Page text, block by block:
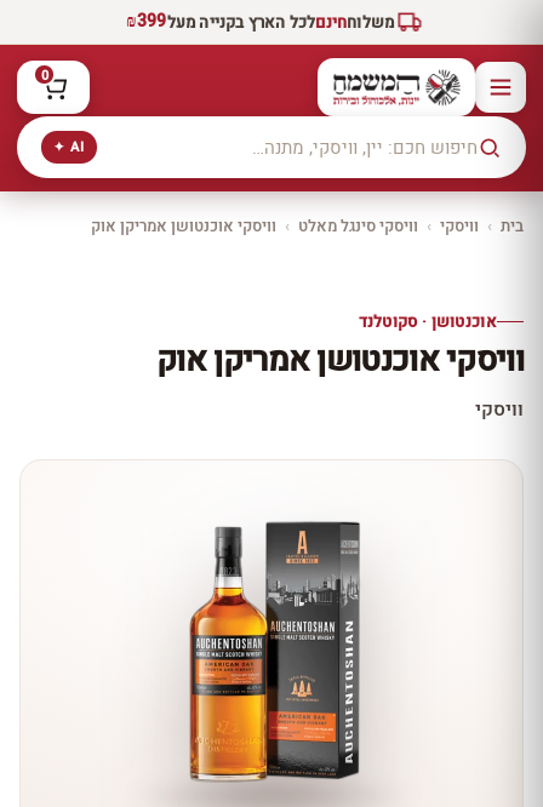
משלוחחינםלכל הארץ בקנייה מעל₪399
AI ✦
0
בית › וויסקי › וויסקי סינגל מאלט › וויסקי אוכנטושן אמריקן אוק
10% הנחה
עכשיו ב-10% הנחה
אוכנטושן · סקוטלנד
וויסקי אוכנטושן אמריקן אוק
וויסקי